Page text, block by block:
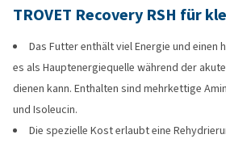
TROVET Recovery RSH für
Das Futter enthält viel Energie und einen
es als Hauptenergiequelle während der
dienen kann. Enthalten sind mehrkettige
und Isoleucin.
Die spezielle Kost erlaubt eine